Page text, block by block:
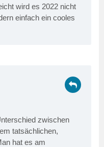
wird es 2022 nicht
einfach ein cooles
zwischen
tatsächlichen,
hat es am